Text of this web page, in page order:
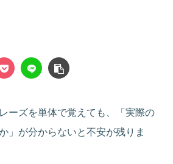
ーズを単体で覚えても、「実際の
」が分からないと不安が残りま